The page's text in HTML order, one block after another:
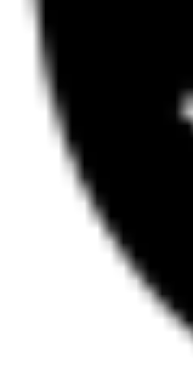
использовать
• Не
защиты
• Не подходит
Технические
Материал: чугун
Размеры: 31,5 x
Вес: около 8,5 кг
Высота стенок: 4